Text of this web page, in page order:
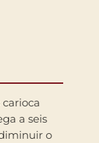
a seis
o